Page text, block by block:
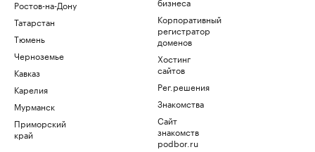
Ростов-на-Дону
Татарстан
Тюмень
Черноземье
Кавказ
Карелия
Мурманск
Приморский
край
Корпоративный
регистратор
доменов
Хостинг
сайтов
Рег.решения
Знакомства
Сайт
знакомств
podbor.ru